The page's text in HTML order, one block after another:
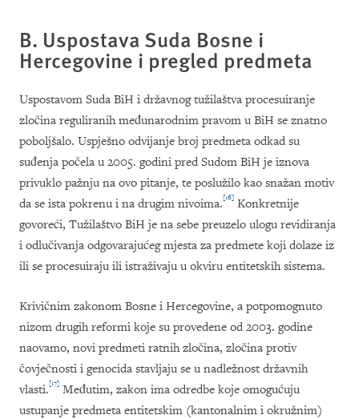
B. Uspostava Suda Bosne i
Hercegovine i pregled predmeta
Uspostavom Suda BiH i državnog tužilaštva procesuiranje
zločina reguliranih međunarodnim pravom u BiH se znatno
poboljšalo. Uspješno odvijanje broj predmeta odkad su
suđenja počela u 2005. godini pred Sudom BiH je iznova
privuklo pažnju na ovo pitanje, te poslužilo kao snažan motiv
da se ista pokrenu i na drugim nivoima.[16] Konkretnije
govoreći, Tužilaštvo BiH je na sebe preuzelo ulogu revidiranja
i odlučivanja odgovarajućeg mjesta za predmete koji dolaze iz
ili se procesuiraju ili istraživaju u okviru entitetskih sistema.
Krivičnim zakonom Bosne i Hercegovine, a potpomognuto
nizom drugih reformi koje su provedene od 2003. godine
naovamo, novi predmeti ratnih zločina, zločina protiv
čovječnosti i genocida stavljaju se u nadležnost državnih
vlasti.[17] Međutim, zakon ima odredbe koje omogućuju
ustupanje predmeta entitetskim (kantonalnim i okružnim)